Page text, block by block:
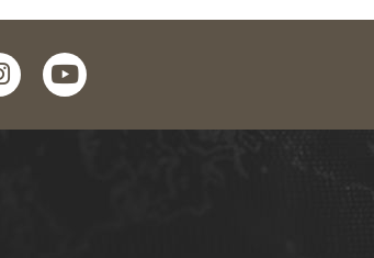
youtube